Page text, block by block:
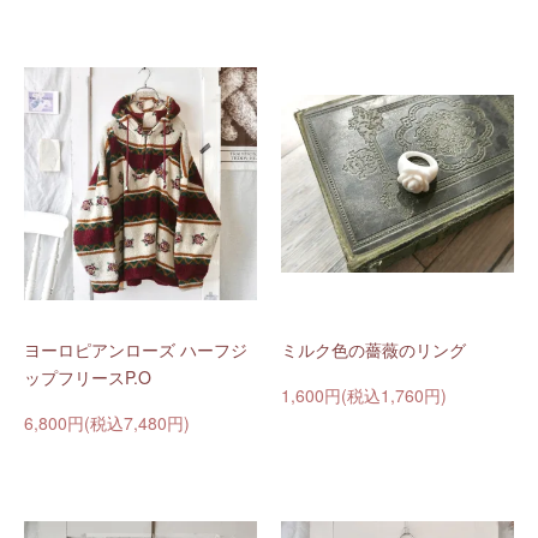
ヨーロピアンローズ ハーフジ
ップフリースP.O
6,800円(税込7,480円)
ミルク色の薔薇のリング
1,600円(税込1,760円)